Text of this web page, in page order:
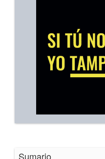
Sumario